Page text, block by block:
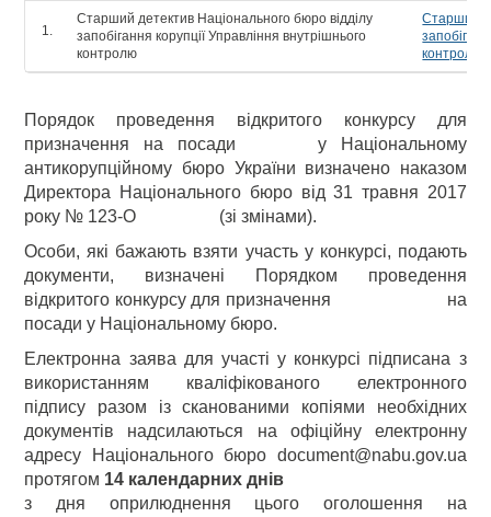
Старший детектив Національного бюро відділу
запобігання корупції Управління внутрішнього
контролю
Старший
контролю
Порядок проведення відкритого конкурсу для
призначення на посади у Національному
антикорупційному бюро України визначено наказом
Директора Національного бюро від 31 травня 2017
року № 123-О (зі змінами).
Особи, які бажають взяти участь у конкурсі, подають
документи, визначені Порядком проведення
відкритого конкурсу для призначення на
посади у Національному бюро.
Електронна заява для участі у конкурсі підписана з
використанням кваліфікованого електронного
підпису разом із сканованими копіями необхідних
документів надсилаються на офіційну електронну
адресу Національного бюро document@nabu.gov.ua
протягом 14 календарних днів
з дня оприлюднення цього оголошення на